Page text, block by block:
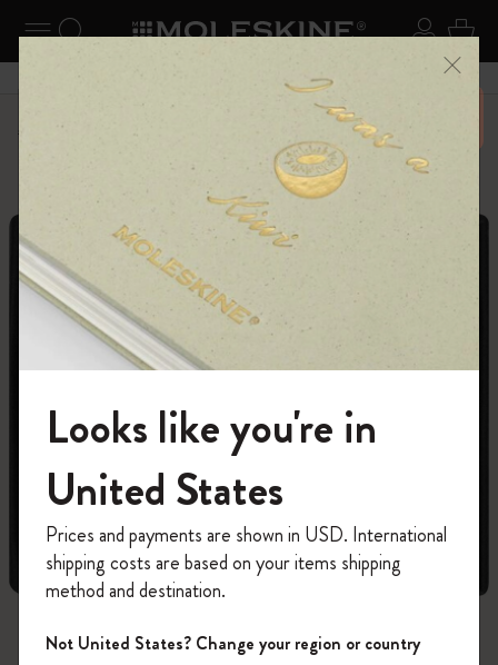
ナビゲーションの切替 ログ
検索 (キーワードなど) カ
6,500円以上のご購入で送料無料 メニ
ーを閉じる
パーソナライズサービス Letters and Symbols
モレスキンの世界へようこそ
「WELCOME10」を入力すると、初回注
文が10%オフ＋送料無料になります。セ
ール・アウトレット品は適用外。
Moleskineアカウントを作成して限定オフ
ァーや会員特典、さらに多くのインスピ
Looks like you're in
United States
Prices and payments are shown in USD. International
shipping costs are based on your items shipping
method and destination.
Not United States? Change your region or country